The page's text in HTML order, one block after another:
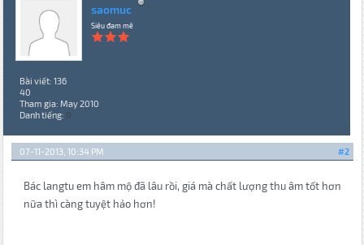
saomuc
Siêu đam mê
Bài viết: 136
40
Tham gia: May 2010
Danh tiếng: 0
#2
07-11-2013, 10:34 PM
Bác langtu em hâm mộ đã lâu rồi, giá mà chất lượng thu âm tốt hơn
nữa thì càng tuyệt hảo hơn!